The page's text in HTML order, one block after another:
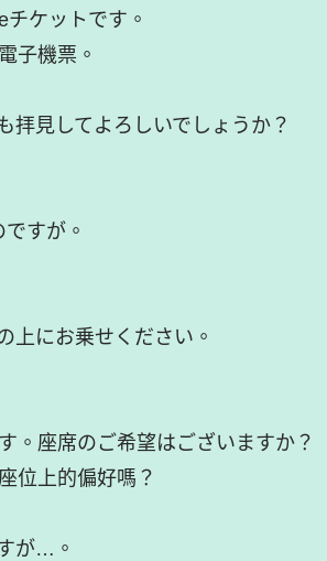
ケットです。
子機票。
拝見してよろしいでしょうか？
すが。
上にお乗せください。
。座席のご希望はございますか？
位上的偏好嗎？
が…。